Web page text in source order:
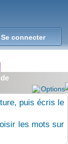
connecter
Options
puis écris le
les mots sur